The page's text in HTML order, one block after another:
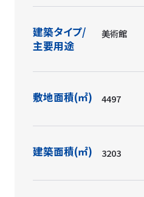
建築タイプ/
主要用途
美術館
敷地面積(㎡) 4497
建築面積(㎡) 3203